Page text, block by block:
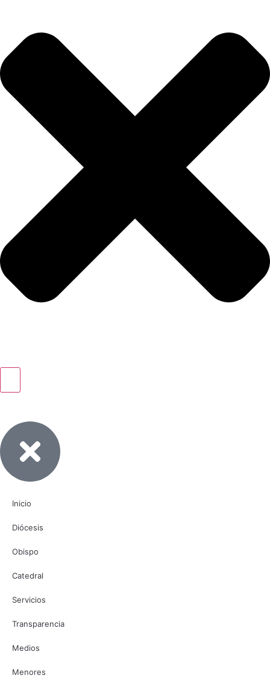
Inicio
Diócesis
Obispo
Catedral
Servicios
Transparencia
Medios
Menores